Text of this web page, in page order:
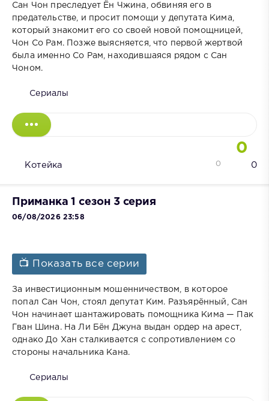
Сан Чон преследует Ён Чжина, обвиняя его в
предательстве, и просит помощи у депутата Кима,
который знакомит его со своей новой помощницей,
Чон Со Рам. Позже выясняется, что первой жертвой
была именно Со Рам, находившаяся рядом с Сан
Чоном.
Сериалы
0
Котейка 0
0
Приманка 1 сезон 3 серия
06/08/2026 23:58
📺 Показать все серии
За инвестиционным мошенничеством, в которое
попал Сан Чон, стоял депутат Ким. Разъярённый, Сан
Чон начинает шантажировать помощника Кима — Пак
Гван Шина. На Ли Бён Джуна выдан ордер на арест,
однако До Хан сталкивается с сопротивлением со
стороны начальника Кана.
Сериалы